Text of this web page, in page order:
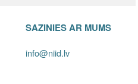
SAZINIES AR MUMS
info@niid.lv